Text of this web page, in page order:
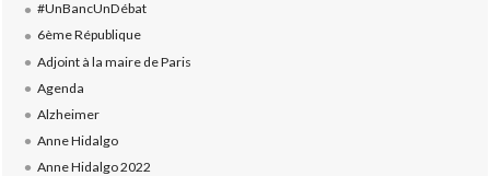
#UnBancUnDébat
6ème République
Adjoint à la maire de Paris
Agenda
Alzheimer
Anne Hidalgo
Anne Hidalgo 2022